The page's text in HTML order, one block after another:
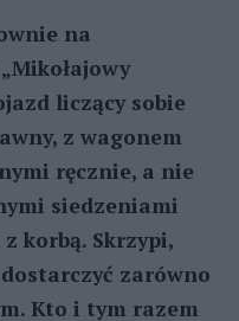
na
liczący sobie
z wagonem
ręcznie, a nie
siedzeniami
korbą. Skrzypi,
zarówno
Kto i tym razem